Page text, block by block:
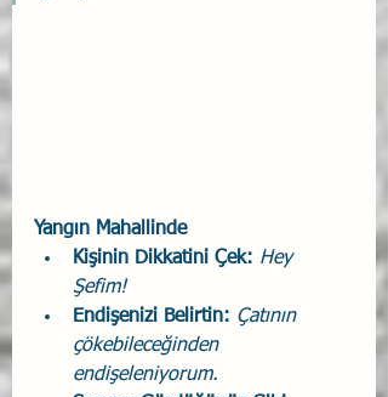
Yangın Mahallinde
Kişinin Dikkatini Çek: Hey
Şefim!
Endişenizi Belirtin: Çatının
çökebileceğinden
endişeleniyorum.